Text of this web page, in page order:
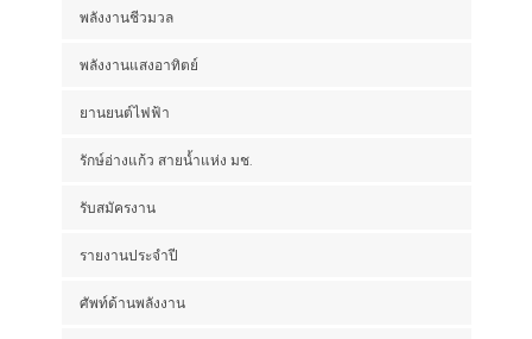
พลังงานชีวมวล
พลังงานแสงอาทิตย์
ยานยนต์ไฟฟ้า
รักษ์อ่างแก้ว สายน้ำแห่ง มช.
รับสมัครงาน
รายงานประจำปี
ศัพท์ด้านพลังงาน